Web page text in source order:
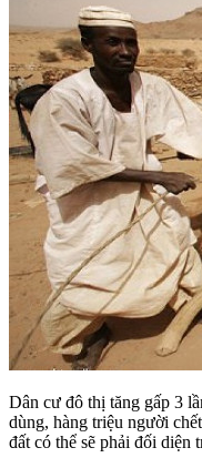
Dân cư đô thị tăng gấp 3
dùng, hàng triệu người
đất có thể sẽ phải đối diện